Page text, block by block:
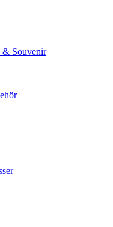
& Souvenir